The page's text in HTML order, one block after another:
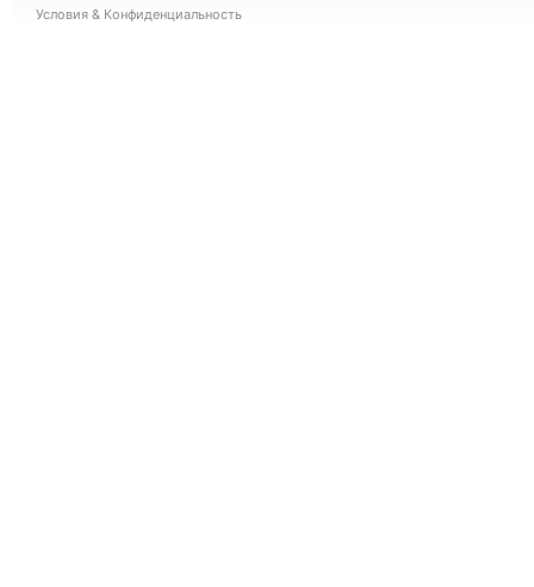
Условия & Конфиденциальность